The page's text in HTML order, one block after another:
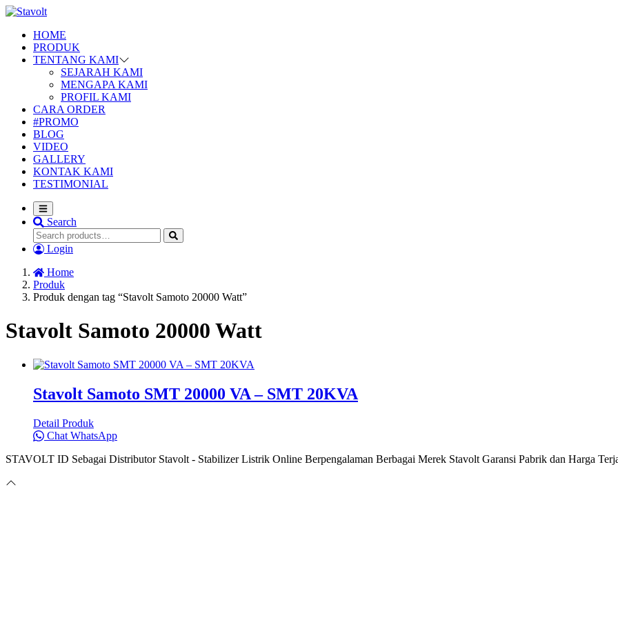
HOME
PRODUK
TENTANG KAMI
SEJARAH KAMI
MENGAPA KAMI
PROFIL KAMI
CARA ORDER
#PROMO
BLOG
VIDEO
GALLERY
KONTAK KAMI
TESTIMONIAL
Search
Login
Home
Produk
Produk dengan tag “Stavolt Samoto 20000 Watt”
Stavolt Samoto 20000 Watt
Stavolt Samoto SMT 20000 VA – SMT 20KVA
Detail Produk
Chat WhatsApp
STAVOLT ID Sebagai Distributor Stavolt - Stabilizer Listrik Online Berpengalaman Berbagai Merek Stavolt Garansi Pabrik dan Harga